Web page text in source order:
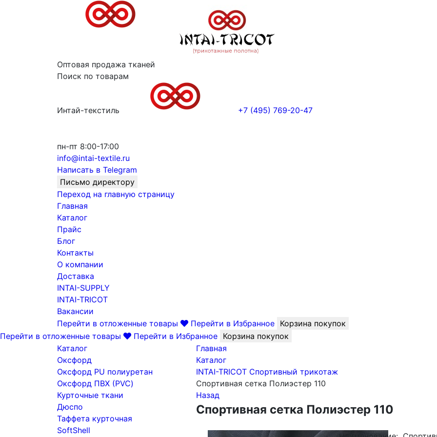
Оптовая продажа тканей
Поиск по товарам
Интай-текстиль +7 (495) 769-20-47
пн-пт 8:00-17:00
info@intai-textile.ru
Написать в Telegram
Письмо директору
Переход на главную страницу
Главная
Каталог
Прайс
Блог
Контакты
О компании
Доставка
INTAI-SUPPLY
INTAI-TRICOT
Вакансии
Перейти в отложенные товары
Перейти в Избранное Корзина покупок
Перейти в отложенные товары
Перейти в Избранное Корзина покупок
Каталог
Оксфорд
Оксфорд PU полиуретан
Оксфорд ПВХ (PVC)
Курточные ткани
Дюспо
Таффета курточная
SoftShell
Главная
Каталог
INTAI-TRICOT Спортивный трикотаж
Спортивная сетка Полиэстер 110
Назад
Спортивная сетка Полиэстер 110